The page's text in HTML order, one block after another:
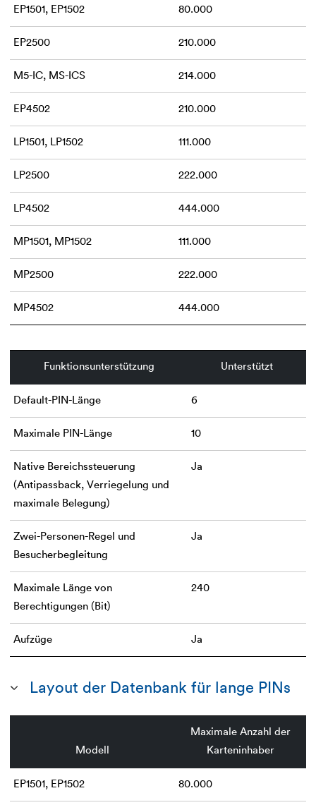
EP1501, EP1502 80.000
EP2500 210.000
M5-IC, MS-ICS 214.000
EP4502 210.000
LP1501, LP1502 111.000
LP2500 222.000
LP4502 444.000
MP1501, MP1502 111.000
MP2500 222.000
MP4502 444.000
Funktionsunterstützung Unterstützt
Default-PIN-Länge 6
Maximale PIN-Länge 10
Native Bereichssteuerung
(Antipassback, Verriegelung und
maximale Belegung)
Ja
Zwei-Personen-Regel und
Besucherbegleitung
Ja
Maximale Länge von
Berechtigungen (Bit)
240
Aufzüge Ja
Layout der Datenbank für lange PINs
Modell
Maximale Anzahl der
Karteninhaber
EP1501, EP1502 80.000